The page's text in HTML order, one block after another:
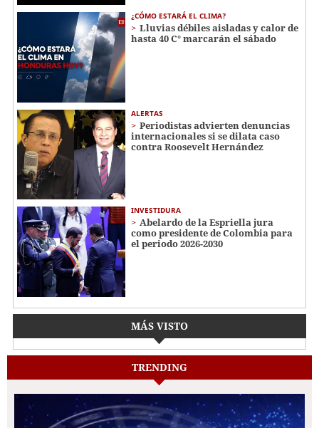
¿CÓMO ESTARÁ EL CLIMA?
Lluvias débiles aisladas y calor de
hasta 40 C° marcarán el sábado
ALERTAS
Periodistas advierten denuncias
internacionales si se dilata caso
contra Roosevelt Hernández
INVESTIDURA
Abelardo de la Espriella jura
como presidente de Colombia para
el periodo 2026-2030
MÁS VISTO
TRENDING